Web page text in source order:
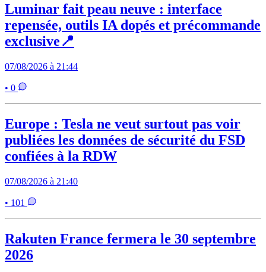
Luminar fait peau neuve : interface
repensée, outils IA dopés et précommande
exclusive📍
07/08/2026 à 21:44
• 0
Europe : Tesla ne veut surtout pas voir
publiées les données de sécurité du FSD
confiées à la RDW
07/08/2026 à 21:40
• 101
Rakuten France fermera le 30 septembre
2026